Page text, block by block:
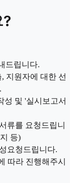
?
드립니다.
지원자에 대한 선
성 및 '실시보고서
류를 요청드립니
등)
요청드립니다.
따라 진행해주시